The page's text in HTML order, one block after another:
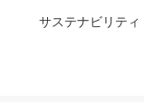
サステナビリティ